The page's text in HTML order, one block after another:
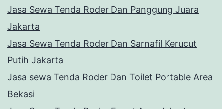
Jasa Sewa Tenda Roder Dan Panggung Juara
Jakarta
Jasa Sewa Tenda Roder Dan Sarnafil Kerucut
Putih Jakarta
Jasa sewa Tenda Roder Dan Toilet Portable Area
Bekasi